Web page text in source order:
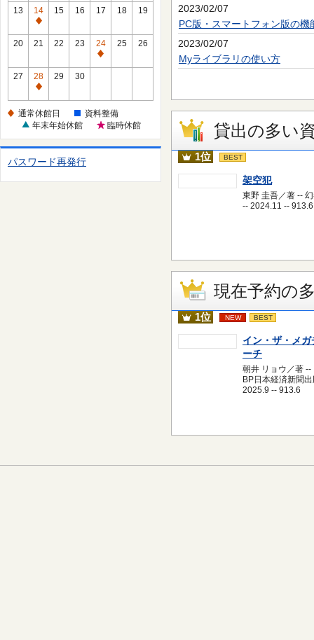
常
休
館
13
14
通
常
館
日
15 16 17 18 19
20 21 22 23
24
通
館
日
25 26
27
28
通
休
日
29 30
通常休館日
資料整備
年末年始休館
臨時休館
パスワード再発行
2023/02/07
PC版・スマートフォン版の機
2023/02/07
Myライブラリの使い方
貸出の多い
1位 BEST
架空犯
東野 圭吾／著 --
-- 2024.11 -- 913.6
現在予約の
1位 NEW BEST
イン・ザ・メガ
ーチ
朝井 リョウ／著 --
BP日本経済新聞
2025.9 -- 913.6